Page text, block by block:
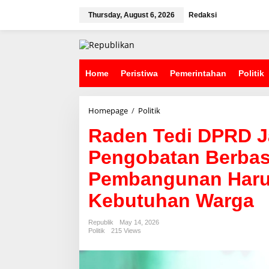
Thursday, August 6, 2026 Redaksi
Home Peristiwa Pemerintahan Politik
Homepage / Politik
d
n
T
e
d
i
D
J
Raden Tedi DPRD
Pengobatan
Pembangunan
Kebutuhan Warga
Republik
May 14, 2026
Politik
215 Views